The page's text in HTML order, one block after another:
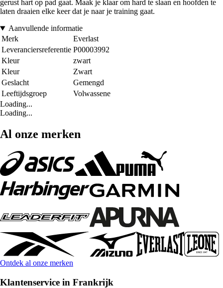
gerust hart op pad gaat. Maak je klaar om hard te slaan en hoofden te
laten draaien elke keer dat je naar je training gaat.
Aanvullende informatie
Merk
Everlast
Leveranciersreferentie P00003992
Kleur
zwart
Kleur
Zwart
Geslacht
Gemengd
Leeftijdsgroep
Volwassene
Loading...
Loading...
Al onze merken
Ontdek al onze merken
Klantenservice in Frankrijk